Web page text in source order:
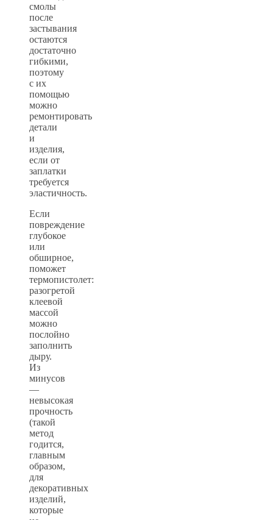
смолы
после
застывания
остаются
достаточно
гибкими,
поэтому
с их
помощью
можно
ремонтировать
детали
и
изделия,
если от
заплатки
требуется
эластичность.
Если
повреждение
глубокое
или
обширное,
поможет
термопистолет:
разогретой
клеевой
массой
можно
послойно
заполнить
дыру.
Из
минусов
—
невысокая
прочность
(такой
метод
годится,
главным
образом,
для
декоративных
изделий,
которые